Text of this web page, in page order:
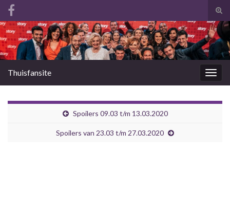
Search for:
Thuisfansite
Spoilers 09.03 t/m 13.03.2020
Spoilers van 23.03 t/m 27.03.2020